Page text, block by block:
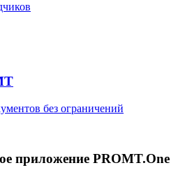
без ограничений
приложение PROMT.One